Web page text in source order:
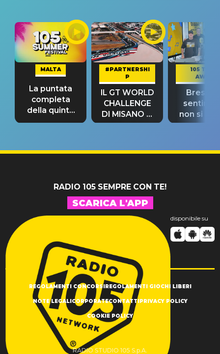
MALTA
La puntata
completa
della quinta
tappa
#PARTNERSHI
P
IL GT WORLD
CHALLENGE
DI MISANO si
riconferma
105 TAKE
AWAY
Bresh:
non si
fino alla
RADIO 105 SEMPRE CON TE!
SCARICA L'APP
disponibile su
REGOLAMENTI CONCORSI REGOLAMENTI GIOCHI LIBERI
NOTE LEGALI CORPORATECONTATTI PRIVACY POLICY
COOKIE POLICY
RADIO STUDIO 105 S.p.A.